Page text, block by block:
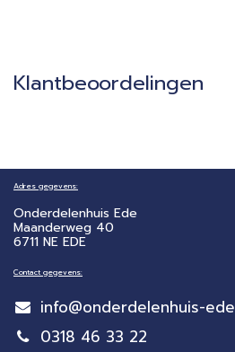
Klantbeoordelingen
Adres gegevens:
Onderdelenhuis Ede
Maanderweg 40
6711 NE EDE
Contact gegevens:
info@onderdelenhuis-
0318 46 33 22